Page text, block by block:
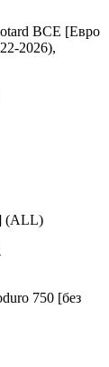
ВСЕ [Евро
2026),
(ALL)
750 [без